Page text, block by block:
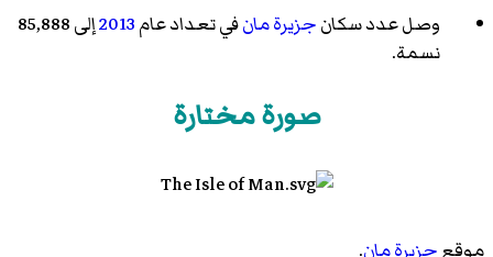
وصل عدد سكانجزيرة مانفي تعداد عام2013
إلى 85,888
نسمة.
صورة مختارة
موقعجزيرة مان.